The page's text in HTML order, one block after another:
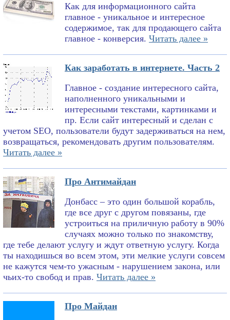
Как для информационного сайта
главное - уникальное и интересное
содержимое, так для продающего сайта
главное - конверсия. Читать далее »
Как заработать в интернете. Часть 2
Главное - создание интересного сайта,
наполненного уникальными и
интересными текстами, картинками и
пр. Если сайт интересный и сделан с
учетом SEO, пользователи будут задерживаться на нем,
возвращаться, рекомендовать другим пользователям.
Читать далее »
Про Антимайдан
Донбасс – это один большой корабль,
где все друг с другом повязаны, где
устроиться на приличную работу в 90%
случаях можно только по знакомству,
где тебе делают услугу и ждут ответную услугу. Когда
ты находишься во всем этом, эти мелкие услуги совсем
не кажутся чем-то ужасным - нарушением закона, или
чьих-то свобод и прав. Читать далее »
Про Майдан